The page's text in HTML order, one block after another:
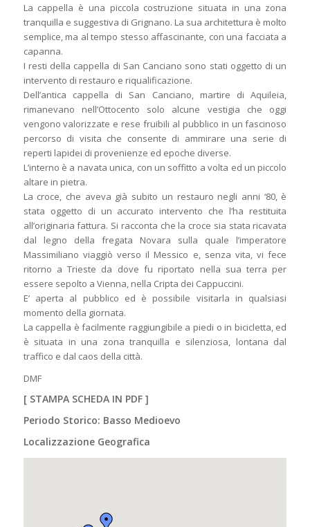
La cappella è una piccola costruzione situata in una zona
tranquilla e suggestiva di Grignano. La sua architettura è molto
semplice, ma al tempo stesso affascinante, con una facciata a
capanna.
I resti della cappella di San Canciano sono stati oggetto di un
intervento di restauro e riqualificazione.
Dell’antica cappella di San Canciano, martire di Aquileia,
rimanevano nell’Ottocento solo alcune vestigia che oggi
vengono valorizzate e rese fruibili al pubblico in un fascinoso
percorso di visita che consente di ammirare una serie di
reperti lapidei di provenienze ed epoche diverse.
L’interno è a navata unica, con un soffitto a volta ed un piccolo
altare in pietra.
La croce, che aveva già subito un restauro negli anni ‘80, è
stata oggetto di un accurato intervento che l’ha restituita
all’originaria fattura. Si racconta che la croce sia stata ricavata
dal legno della fregata Novara sulla quale l’imperatore
Massimiliano viaggiò verso il Messico e, senza vita, vi fece
ritorno a Trieste da dove fu riportato nella sua terra per
essere sepolto a Vienna, nella Cripta dei Cappuccini.
E’ aperta al pubblico ed è possibile visitarla in qualsiasi
momento della giornata.
La cappella è facilmente raggiungibile a piedi o in bicicletta, ed
è situata in una zona tranquilla e silenziosa, lontana dal
traffico e dal caos della città.
DMF
[ STAMPA SCHEDA IN PDF]
Periodo Storico: Basso Medioevo
Localizzazione Geografica